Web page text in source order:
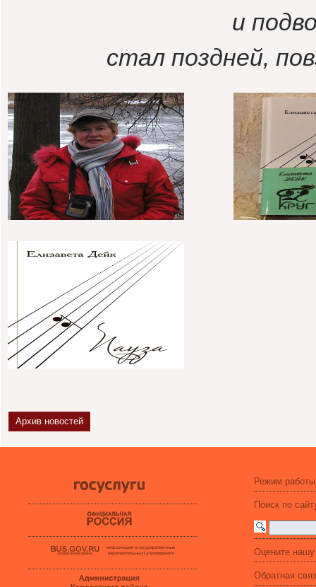
и
стал поздней,
Архив новостей
Режим работы
Поиск по
Оцените нашу
Обратная